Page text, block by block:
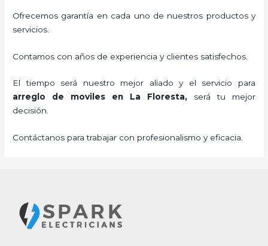
Ofrecemos garantía en cada uno de nuestros productos y
servicios.
Contamos con años de experiencia y clientes satisfechos.
El tiempo será nuestro mejor aliado y el servicio para
arreglo de moviles en La Floresta, será tu mejor
decisión.
Contáctanos para trabajar con profesionalismo y eficacia.